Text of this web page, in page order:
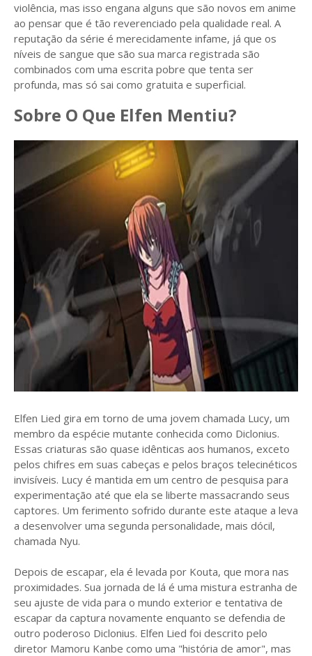
violência, mas isso engana alguns que são novos em anime
ao pensar que é tão reverenciado pela qualidade real. A
reputação da série é merecidamente infame, já que os
níveis de sangue que são sua marca registrada são
combinados com uma escrita pobre que tenta ser
profunda, mas só sai como gratuita e superficial.
Sobre O Que Elfen Mentiu?
Elfen Lied gira em torno de uma jovem chamada Lucy, um
membro da espécie mutante conhecida como Diclonius.
Essas criaturas são quase idênticas aos humanos, exceto
pelos chifres em suas cabeças e pelos braços telecinéticos
invisíveis. Lucy é mantida em um centro de pesquisa para
experimentação até que ela se liberte massacrando seus
captores. Um ferimento sofrido durante este ataque a leva
a desenvolver uma segunda personalidade, mais dócil,
chamada Nyu.
Depois de escapar, ela é levada por Kouta, que mora nas
proximidades. Sua jornada de lá é uma mistura estranha de
seu ajuste de vida para o mundo exterior e tentativa de
escapar da captura novamente enquanto se defendia de
outro poderoso Diclonius. Elfen Lied foi descrito pelo
diretor Mamoru Kanbe como uma "história de amor", mas